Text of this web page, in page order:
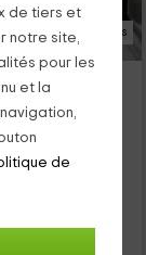
de tiers et
notre site,
pour les
et la
de
40 Photos